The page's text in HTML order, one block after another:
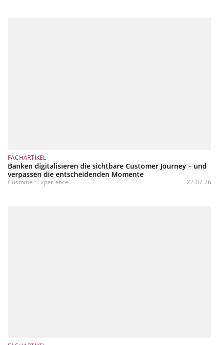
FACHARTIKEL
Banken digitalisieren die sichtbare Customer Journey – und
verpassen die entscheidenden Momente
Customer Experience 22.07.26